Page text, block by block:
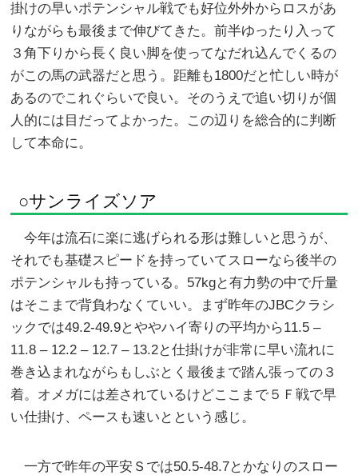
掛けの早いポテンシャル戦でも好位外外からロスがあ
りながらも最後まで伸びてきた。前半ゆったり入って
３角下りから長く良い脚を使ってなだれ込んでくるの
がこの馬の武器だと思う。距離も1800だと忙しい時が
あるのでこれぐらいで良い。そのうえで追い切りが個
人的には目だってよかった。この辺りを総合的に判断
して本命に。
○サンライズソア
今年は流石に楽に逃げられる形は難しいと思うが、
それでも基礎スピードを持っていてスローなら後半の
ポテンシャルも持っている。57kgと有力勢の中で斤量
はそこまで背負わなくていい。まず昨年のJBCクラシ
ックでは49.2-49.9とややハイ寄りの平均から11.5 –
11.8 – 12.2 – 12.7 – 13.2と仕掛けが非常に早い流れに
巻き込まれながらもしぶとく最後まで踏ん張っての３
着。オメガには差されているけどここまで５Ｆ戦で早
い仕掛け、ペースも速いとという感じ。
一方で昨年の平安Ｓでは50.5-48.7とかなりのスロー